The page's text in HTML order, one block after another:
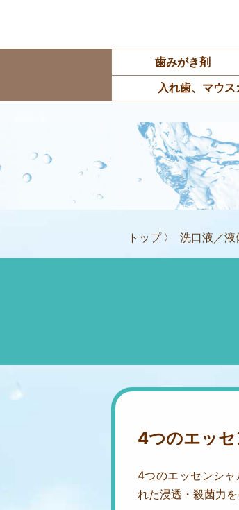
歯みがき剤
入れ歯、マウス
トップ 洗口液／液
4つのエッ
4つのエッセンシ
れた浸透・殺菌力